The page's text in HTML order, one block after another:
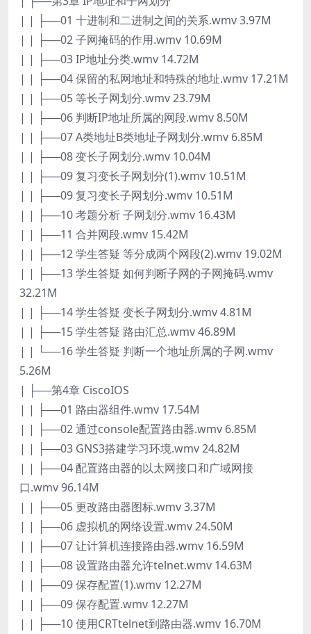
| | ├──01 十进制和二进制之间的关系.wmv 3.97M
| | ├──02 子网掩码的作用.wmv 10.69M
| | ├──03 IP地址分类.wmv 14.72M
| | ├──04 保留的私网地址和特殊的地址.wmv 17.21M
| | ├──05 等长子网划分.wmv 23.79M
| | ├──06 判断IP地址所属的网段.wmv 8.50M
| | ├──07 A类地址B类地址子网划分.wmv 6.85M
| | ├──08 变长子网划分.wmv 10.04M
| | ├──09 复习变长子网划分(1).wmv 10.51M
| | ├──09 复习变长子网划分.wmv 10.51M
| | ├──10 考题分析 子网划分.wmv 16.43M
| | ├──11 合并网段.wmv 15.42M
| | ├──12 学生答疑 等分成两个网段(2).wmv 19.02M
| | ├──13 学生答疑 如何判断子网的子网掩码.wmv
32.21M
| | ├──14 学生答疑 变长子网划分.wmv 4.81M
| | ├──15 学生答疑 路由汇总.wmv 46.89M
| | └──16 学生答疑 判断一个地址所属的子网.wmv
5.26M
| ├──第4章 CiscoIOS
| | ├──01 路由器组件.wmv 17.54M
| | ├──02 通过console配置路由器.wmv 6.85M
| | ├──03 GNS3搭建学习环境.wmv 24.82M
| | ├──04 配置路由器的以太网接口和广域网接
口.wmv 96.14M
| | ├──05 更改路由器图标.wmv 3.37M
| | ├──06 虚拟机的网络设置.wmv 24.50M
| | ├──07 让计算机连接路由器.wmv 16.59M
| | ├──08 设置路由器允许telnet.wmv 14.63M
| | ├──09 保存配置(1).wmv 12.27M
| | ├──09 保存配置.wmv 12.27M
| | ├──10 使用CRTtelnet到路由器.wmv 16.70M